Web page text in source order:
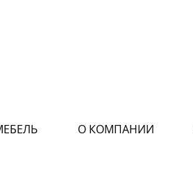
О КОМПАНИИ